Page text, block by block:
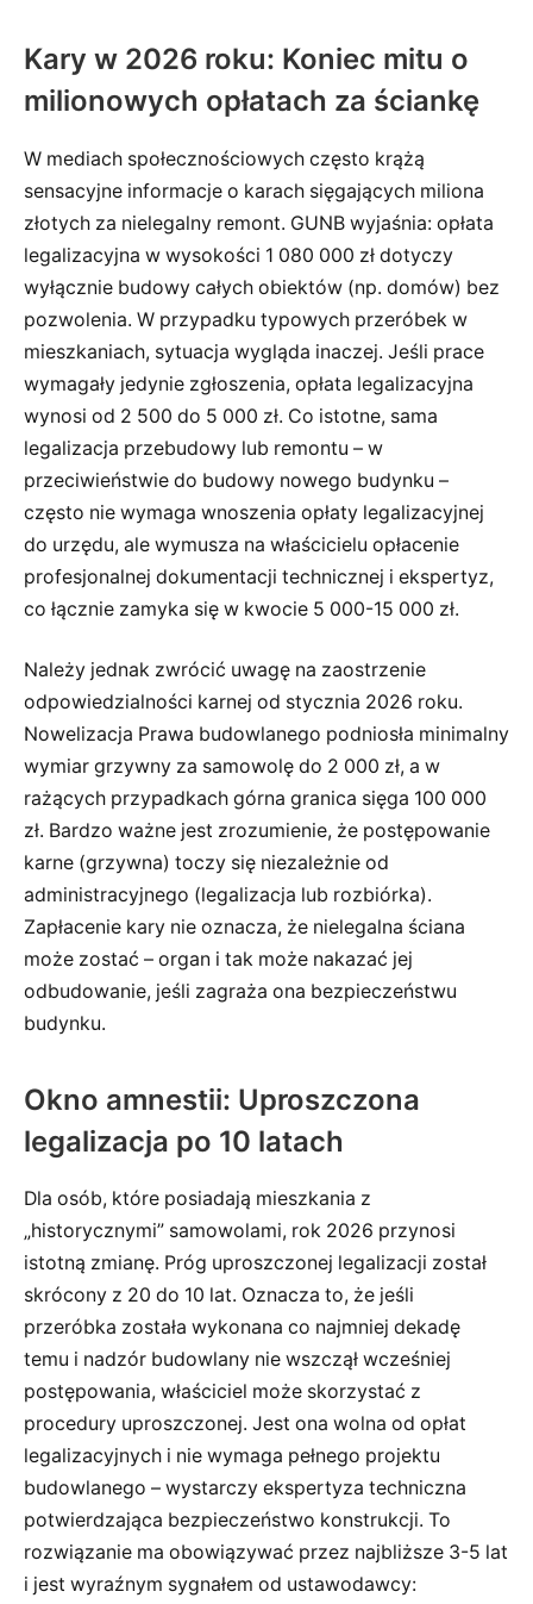
Kary w 2026 roku: Koniec mitu o
milionowych opłatach za ściankę
W mediach społecznościowych często krążą
sensacyjne informacje o karach sięgających miliona
złotych za nielegalny remont. GUNB wyjaśnia: opłata
legalizacyjna w wysokości 1 080 000 zł dotyczy
wyłącznie budowy całych obiektów (np. domów) bez
pozwolenia. W przypadku typowych przeróbek w
mieszkaniach, sytuacja wygląda inaczej. Jeśli prace
wymagały jedynie zgłoszenia, opłata legalizacyjna
wynosi od 2 500 do 5 000 zł. Co istotne, sama
legalizacja przebudowy lub remontu – w
przeciwieństwie do budowy nowego budynku –
często nie wymaga wnoszenia opłaty legalizacyjnej
do urzędu, ale wymusza na właścicielu opłacenie
profesjonalnej dokumentacji technicznej i ekspertyz,
co łącznie zamyka się w kwocie 5 000-15 000 zł.
Należy jednak zwrócić uwagę na zaostrzenie
odpowiedzialności karnej od stycznia 2026 roku.
Nowelizacja Prawa budowlanego podniosła minimalny
wymiar grzywny za samowolę do 2 000 zł, a w
rażących przypadkach górna granica sięga 100 000
zł. Bardzo ważne jest zrozumienie, że postępowanie
karne (grzywna) toczy się niezależnie od
administracyjnego (legalizacja lub rozbiórka).
Zapłacenie kary nie oznacza, że nielegalna ściana
może zostać – organ i tak może nakazać jej
odbudowanie, jeśli zagraża ona bezpieczeństwu
budynku.
Okno amnestii: Uproszczona
legalizacja po 10 latach
Dla osób, które posiadają mieszkania z
„historycznymi” samowolami, rok 2026 przynosi
istotną zmianę. Próg uproszczonej legalizacji został
skrócony z 20 do 10 lat. Oznacza to, że jeśli
przeróbka została wykonana co najmniej dekadę
temu i nadzór budowlany nie wszczął wcześniej
postępowania, właściciel może skorzystać z
procedury uproszczonej. Jest ona wolna od opłat
legalizacyjnych i nie wymaga pełnego projektu
budowlanego – wystarczy ekspertyza techniczna
potwierdzająca bezpieczeństwo konstrukcji. To
rozwiązanie ma obowiązywać przez najbliższe 3-5 lat
i jest wyraźnym sygnałem od ustawodawcy: